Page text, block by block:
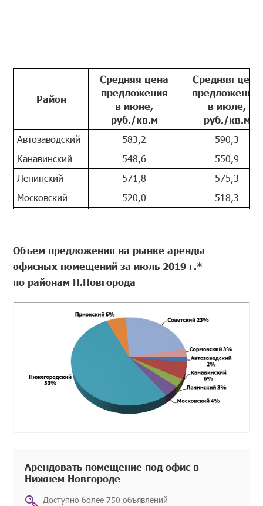
Район
Средняя цена
предложения
в июне,
руб./кв.м
Средняя цена
предложения
в июле,
руб./кв.м
Автозаводский 583,2
590,3
Канавинский
548,6
550,9
Ленинский
571,8
575,3
Московский
520,0
518,3
Советский
608,6
Сормовский
Объем предложения на рынке аренды
офисных помещений за июль 2019 г.*
по районам Н.Новгорода
Арендовать помещение под офис в
Нижнем Новгороде
Доступно более 750 объявлений